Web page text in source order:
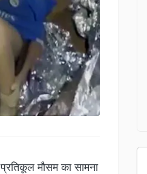
मौसम का सामना